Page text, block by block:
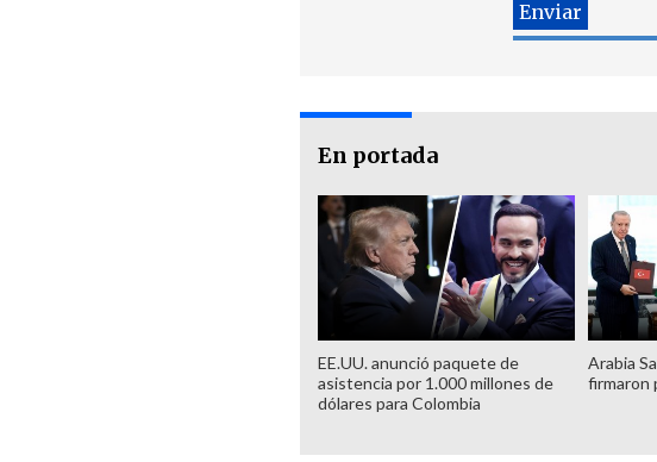
En portada
EE.UU. anunció paquete de
asistencia por 1.000 millones de
dólares para Colombia
Arabia
firmaron